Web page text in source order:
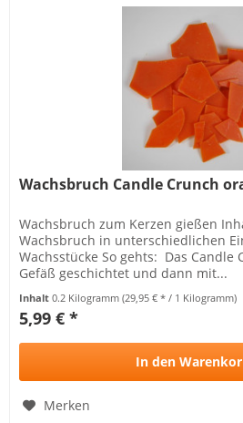
Wachsbruch Candle Crunch
Wachsbruch zum Kerzen gießen
Wachsbruch in unterschiedlichen
Wachsstücke So gehts: Das Candle
Gefäß geschichtet und dann mit...
Inhalt0.2 Kilogramm(29,95 € * / 1 Kilogramm)
5,99 € *
In den
Merken